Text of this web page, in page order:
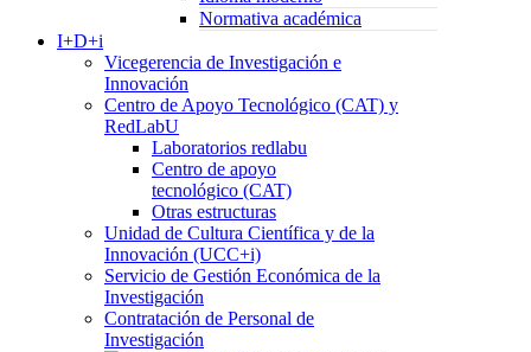
Normativa académica
I+D+i
Vicegerencia de Investigación e
Innovación
Centro de Apoyo Tecnológico (CAT) y
RedLabU
Laboratorios redlabu
Centro de apoyo
tecnológico (CAT)
Otras estructuras
Unidad de Cultura Científica y de la
Innovación (UCC+i)
Servicio de Gestión Económica de la
Investigación
Contratación de Personal de
Investigación